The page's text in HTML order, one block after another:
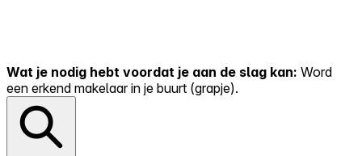
Wat je nodig hebt voordat je aan de slag kan: Word
een erkend makelaar in je buurt (grapje).